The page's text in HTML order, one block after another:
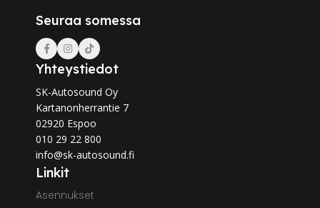
Seuraa somessa
Yhteystiedot
SK-Autosound Oy
Kartanonherrantie 7
02920 Espoo
010 29 22 800
info@sk-autosound.fi
Linkit
Asennukset